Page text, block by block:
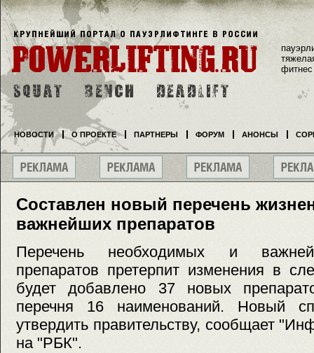
Составлен новый перечень
важнейших препаратов
Перечень необходимых и
препаратов претерпит изменения в
будет добавлено 37 новых
перечня 16 наименований. Новый
утвердить правительству, сообщает
на "РБК".
фитнес
НОВОСТИ О ПРОЕКТЕ ПАРТНЕРЫ ФОРУМ АНОНСЫ